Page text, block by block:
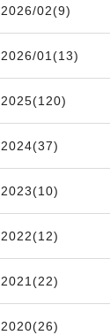
2026/02(9)
2026/01(13)
2025(120)
2024(37)
2023(10)
2022(12)
2021(22)
2020(26)